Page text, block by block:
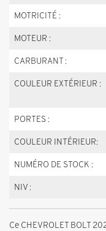
MOTRICITÉ :
MOTEUR :
CARBURANT :
COULEUR EXTÉRIEUR :
PORTES :
COULEUR INTÉRIEUR:
NUMÉRO DE STOCK :
NIV :
Ce CHEVROLET BOLT